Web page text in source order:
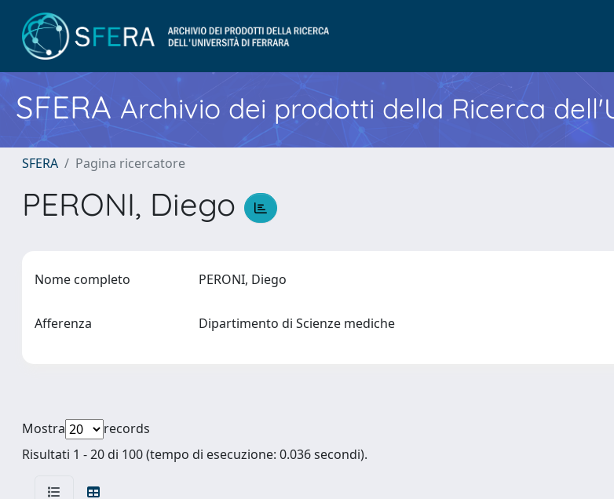
SFERA Archivio dei prodotti della Ricerca
SFERA Pagina ricercatore
PERONI, Diego
Nome completo PERONI, Diego
Afferenza Dipartimento di Scienze mediche
Mostra
records
Risultati 1 - 20 di 100 (tempo di esecuzione: 0.036 secondi).